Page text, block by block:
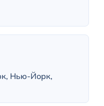
Нью-Йорк,